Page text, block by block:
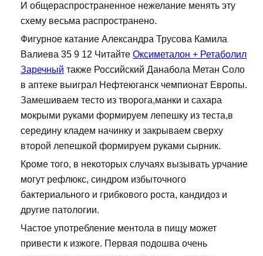
И общераспространенное нежелание менять эту
схему весьма распространено.
Фигурное катание Александра Трусова Камила
Валиева 35 9 12 Читайте Оксиметалон + Ретаболил
Заречный также Российский Данабола Метан Соло
в аптеке выиграл Нефтеюганск чемпионат Европы.
Замешиваем тесто из творога,манки и сахара
мокрыми руками формируем лепешку из теста,в
середину кладем начинку и закрываем сверху
второй лепешкой формируем руками сырник.
Кроме того, в некоторых случаях вызывать урчание
могут рефлюкс, синдром избыточного
бактериального и грибкового роста, кандидоз и
другие патологии.
Частое употребление ментола в пищу может
привести к изжоге. Первая подошва очень